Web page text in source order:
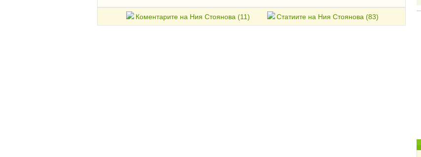
Коментарите на Ния Стоянова (11) Статиите на Ния Стоянова (83)